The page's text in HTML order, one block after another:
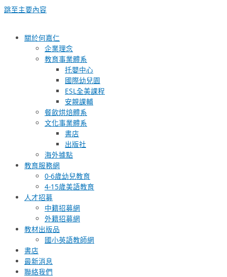
跳至主要內容
關於何嘉仁
企業理念
教育事業體系
托嬰中心
國際幼兒園
ESL全美課程
安親課輔
餐飲烘焙體系
文化事業體系
書店
出版社
海外據點
教育服務網
0-6歲幼兒教育
4-15歲美語教育
人才招募
中籍招募網
外籍招募網
教材出版品
國小英語教師網
書店
最新消息
聯絡我們